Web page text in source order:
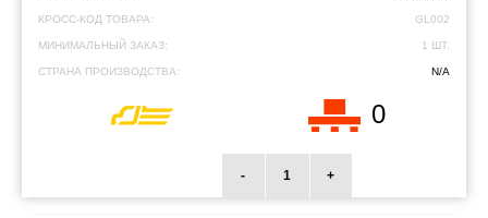
КРОСС-КОД ТОВАРА: GL002
МИНИМАЛЬНЫЙ ЗАКАЗ: 1 ШТ.
СТРАНА ПРОИЗВОДСТВА: N/A
0
- +